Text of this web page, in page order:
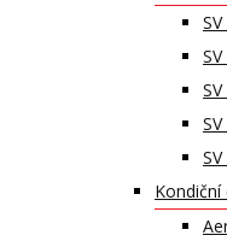
Kondiční